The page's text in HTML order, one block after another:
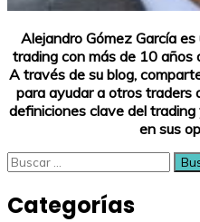
Alejandro Gómez García
trading con más de 10 años
A través de su blog,
para ayudar a otros traders
definiciones clave del
en sus
Buscar:
Categorías